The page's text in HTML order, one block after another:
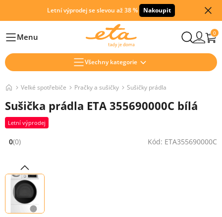
Letní výprodej se slevou až 38 % Nakoupit
HlavníMenu 0
Všechny kategorie
Velké spotřebiče Pračky a sušičky Sušičky prádla
Sušička prádla ETA 355690000C bílá
Letní výprodej
Hodnocení: 0 z 5 (0 recenzí)
0(0) Kód: ETA355690000C